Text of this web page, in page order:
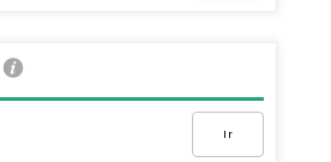
Ir